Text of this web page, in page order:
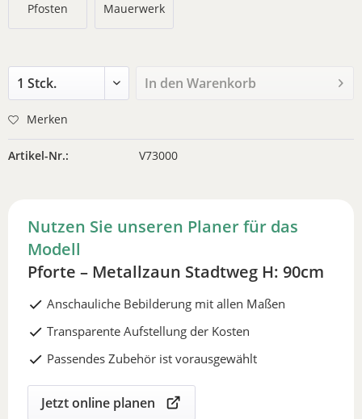
Pfosten Mauerwerk
In denWarenkorb
Merken
Artikel-Nr.: V73000
Nutzen Sie unseren Planer für das
Modell
Pforte – Metallzaun Stadtweg H: 90cm
Anschauliche Bebilderung mit allen Maßen
Transparente Aufstellung der Kosten
Passendes Zubehör ist vorausgewählt
Jetzt online planen